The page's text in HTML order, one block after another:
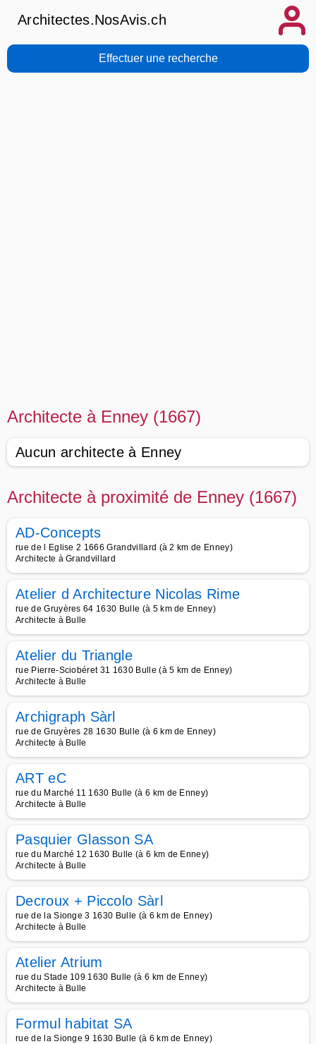
Architectes.NosAvis.ch
Effectuer une recherche
Architecte à Enney (1667)
Aucun architecte à Enney
Architecte à proximité de Enney (1667)
AD-Concepts
rue de l Eglise 2 1666 Grandvillard (à 2 km de Enney)
Architecte à Grandvillard
Atelier d Architecture Nicolas Rime
rue de Gruyères 64 1630 Bulle (à 5 km de Enney)
Architecte à Bulle
Atelier du Triangle
rue Pierre-Sciobéret 31 1630 Bulle (à 5 km de Enney)
Architecte à Bulle
Archigraph Sàrl
rue de Gruyères 28 1630 Bulle (à 6 km de Enney)
Architecte à Bulle
ART eC
rue du Marché 11 1630 Bulle (à 6 km de Enney)
Architecte à Bulle
Pasquier Glasson SA
rue du Marché 12 1630 Bulle (à 6 km de Enney)
Architecte à Bulle
Decroux + Piccolo Sàrl
rue de la Sionge 3 1630 Bulle (à 6 km de Enney)
Architecte à Bulle
Atelier Atrium
rue du Stade 109 1630 Bulle (à 6 km de Enney)
Architecte à Bulle
Formul habitat SA
rue de la Sionge 9 1630 Bulle (à 6 km de Enney)